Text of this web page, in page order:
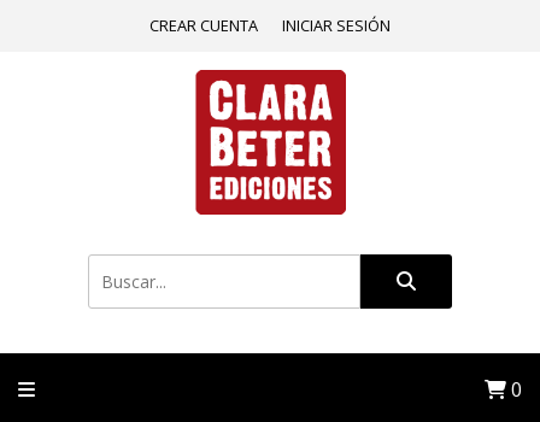
CREAR CUENTA INICIAR SESIÓN
0